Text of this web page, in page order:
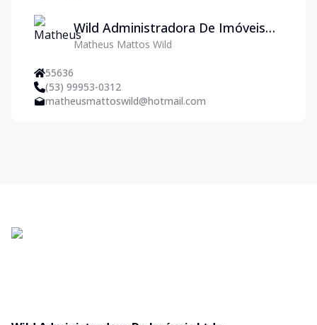
Wild Administradora De Imóveis
Ltda
Matheus Mattos Wild
55636
(53) 99953-0312
matheusmattoswild@hotmail.com